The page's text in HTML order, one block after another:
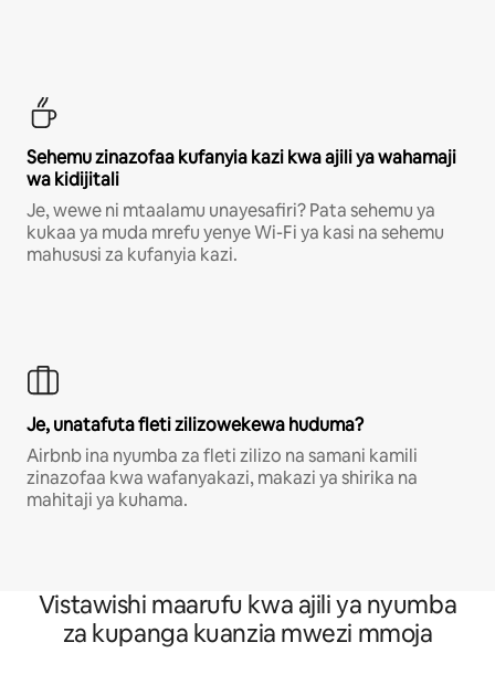
Sehemu zinazofaa kufanyia kazi kwa ajili ya wahamaji
wa kidijitali
Je, wewe ni mtaalamu unayesafiri? Pata sehemu ya
kukaa ya muda mrefu yenye Wi-Fi ya kasi na sehemu
mahususi za kufanyia kazi.
Je, unatafuta fleti zilizowekewa huduma?
Airbnb ina nyumba za fleti zilizo na samani kamili
zinazofaa kwa wafanyakazi, makazi ya shirika na
mahitaji ya kuhama.
Vistawishi maarufu kwa ajili ya nyumba
za kupanga kuanzia mwezi mmoja